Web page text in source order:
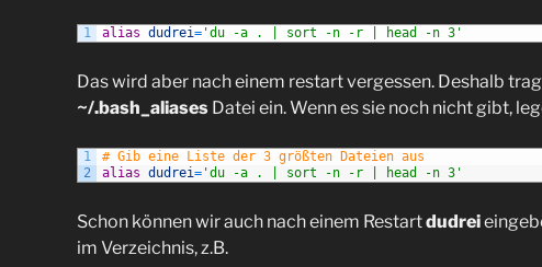
1 alias dudrei= 'du -a . | sort -n -r | head -n 3'
Das wird aber nach einem restart vergessen. Deshalb
~/.bash_aliases Datei ein. Wenn es sie noch nicht gibt,
1
2
# Gib eine Liste der 3 größten Dateien aus
alias dudrei= 'du -a . | sort -n -r | head -n 3'
Schon können wir auch nach einem Restartdudrei
im Verzeichnis, z.B.